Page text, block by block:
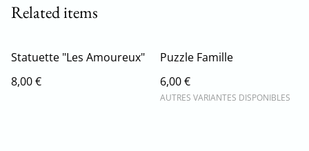
Related items
Statuette "Les Amoureux"
8,00 €
Puzzle Famille
6,00 €
AUTRES VARIANTES DISPONIBLES